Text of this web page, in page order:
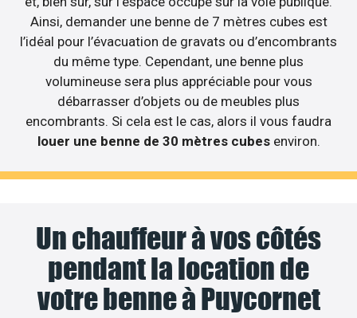
Ainsi, demander une benne de 7 mètres cubes est
l’idéal pour l’évacuation de gravats ou d’encombrants
du même type. Cependant, une benne plus
volumineuse sera plus appréciable pour vous
débarrasser d’objets ou de meubles plus
encombrants. Si cela est le cas, alors il vous faudra
louer une benne de 30 mètres cubesenviron.
Un chauffeur à vos côtés
pendant la location de
votre benne à Puycornet